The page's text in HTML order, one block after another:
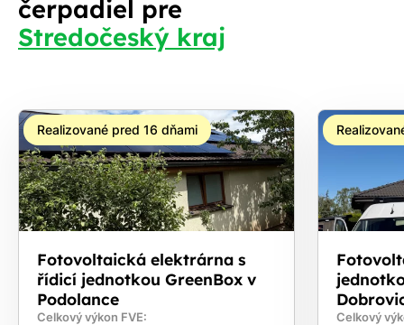
čerpadiel pre
Stredočeský kraj
Realizované pred 16 dňami
Fotovoltaická elektrárna s
řídicí jednotkou GreenBox v
Podolance
Celkový výkon FVE:
Celkový